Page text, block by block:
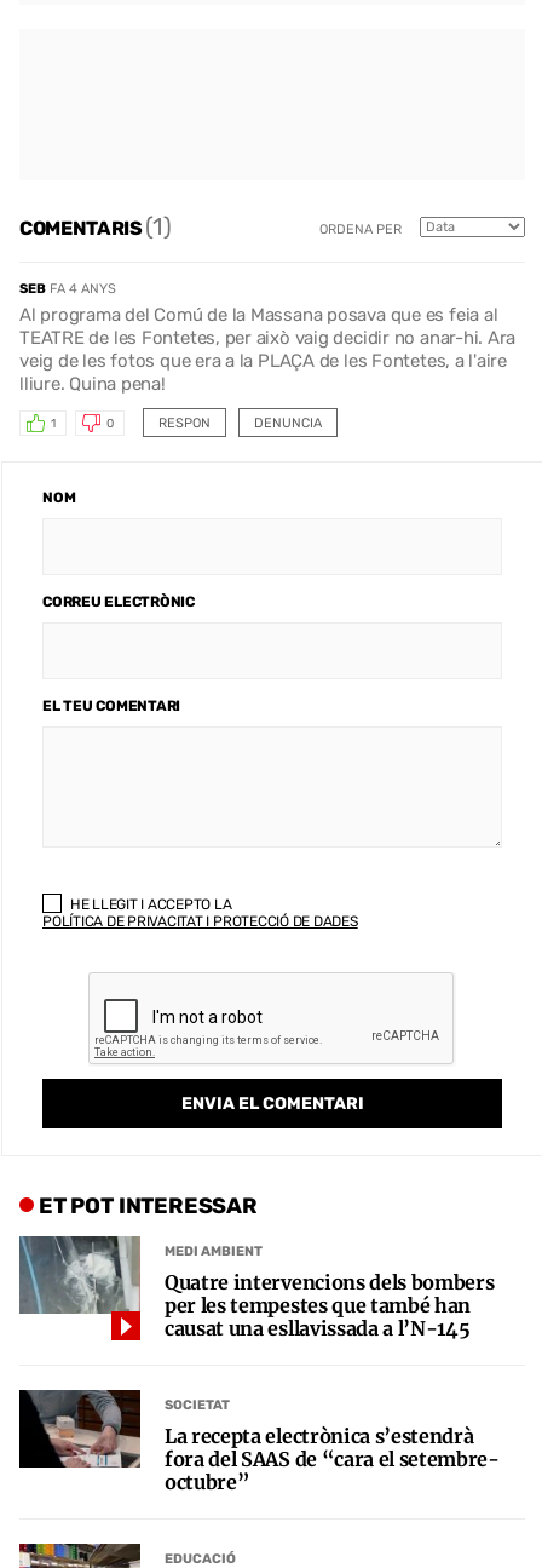
COMENTARIS(1) ORDENA PER
SEB FA 4 ANYS
Al programa del Comú de la Massana posava que es feia al
TEATRE de les Fontetes, per això vaig decidir no anar-hi. Ara
veig de les fotos que era a la PLAÇA de les Fontetes, a l'aire
lliure. Quina pena!
RESPON
1 0 DENUNCIA
NOM
CORREU ELECTRÒNIC
EL TEU COMENTARI
HE LLEGIT I ACCEPTO LA
POLÍTICA DE PRIVACITAT I PROTECCIÓ DE DADES
ET POT INTERESSAR
MEDI AMBIENT
Quatre intervencions dels bombers
per les tempestes que també han
causat una esllavissada a l’N-145
SOCIETAT
La recepta electrònica s’estendrà
fora del SAAS de “cara el setembre-
octubre”
EDUCACIÓ